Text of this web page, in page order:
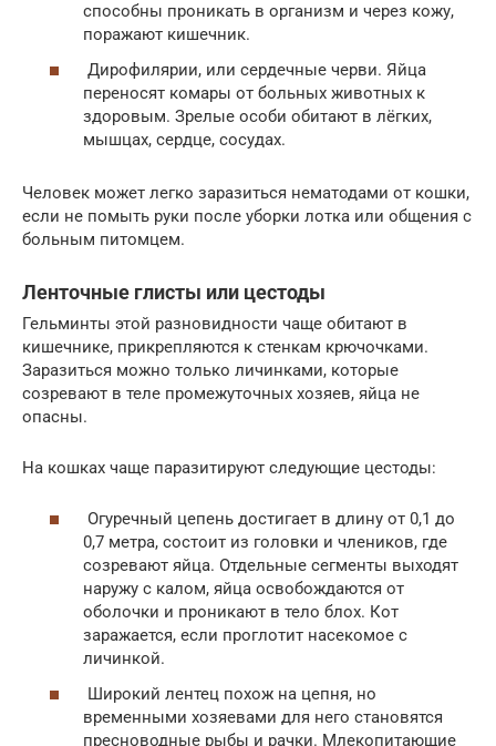
способны проникать в организм и через кожу,
поражают кишечник.
Дирофилярии, или сердечные черви. Яйца
переносят комары от больных животных к
здоровым. Зрелые особи обитают в лёгких,
мышцах, сердце, сосудах.
Человек может легко заразиться нематодами от кошки,
если не помыть руки после уборки лотка или общения с
больным питомцем.
Ленточные глисты или цестоды
Гельминты этой разновидности чаще обитают в
кишечнике, прикрепляются к стенкам крючочками.
Заразиться можно только личинками, которые
созревают в теле промежуточных хозяев, яйца не
опасны.
На кошках чаще паразитируют следующие цестоды:
Огуречный цепень достигает в длину от 0,1 до
0,7 метра, состоит из головки и члеников, где
созревают яйца. Отдельные сегменты выходят
наружу с калом, яйца освобождаются от
оболочки и проникают в тело блох. Кот
заражается, если проглотит насекомое с
личинкой.
Широкий лентец похож на цепня, но
временными хозяевами для него становятся
пресноводные рыбы и рачки. Млекопитающие